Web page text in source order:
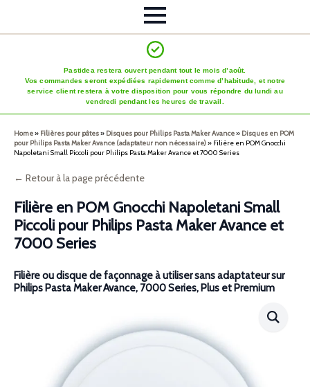
Pastidea restera ouvert pendant tout le mois d’août.
Vos commandes seront expédiées rapidement comme d’habitude, et notre
service client restera à votre disposition pour vous répondre du lundi au
vendredi pendant les heures de travail.
Home» Filières pour pâtes» Disques pour Philips Pasta Maker Avance» Disques en POM
pour Philips Pasta Maker Avance (adaptateur non nécessaire)» Filière en POM Gnocchi
Napoletani Small Piccoli pour Philips Pasta Maker Avance et 7000 Series
← Retour à la page précédente
Filière en POM Gnocchi Napoletani Small
Piccoli pour Philips Pasta Maker Avance et
7000 Series
Filière ou disque de façonnage à utiliser sans adaptateur sur
Philips Pasta Maker Avance, 7000 Series, Plus et Premium